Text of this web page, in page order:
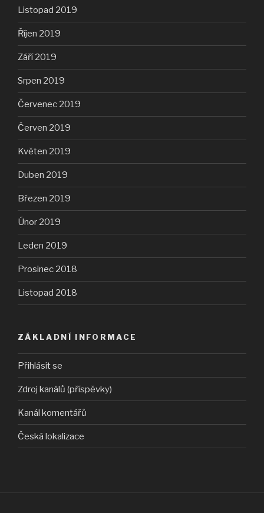
Listopad 2019
Říjen 2019
Září 2019
Srpen 2019
Červenec 2019
Červen 2019
Květen 2019
Duben 2019
Březen 2019
Únor 2019
Leden 2019
Prosinec 2018
Listopad 2018
ZÁKLADNÍ INFORMACE
Přihlásit se
Zdroj kanálů (příspěvky)
Kanál komentářů
Česká lokalizace